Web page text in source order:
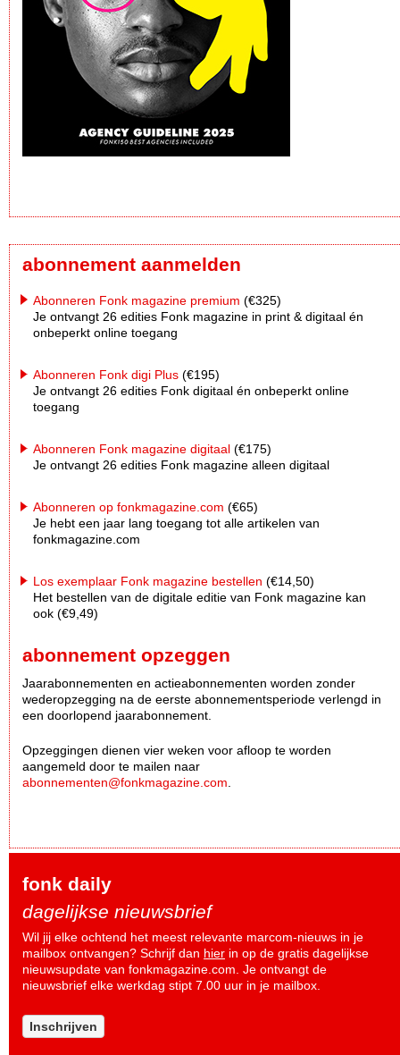
abonnement aanmelden
Abonneren Fonk magazine premium (€325)
Je ontvangt 26 edities Fonk magazine in print & digitaal én
onbeperkt online toegang
Abonneren Fonk digi Plus (€195)
Je ontvangt 26 edities Fonk digitaal én onbeperkt online
toegang
Abonneren Fonk magazine digitaal (€175)
Je ontvangt 26 edities Fonk magazine alleen digitaal
Abonneren op fonkmagazine.com (€65)
Je hebt een jaar lang toegang tot alle artikelen van
fonkmagazine.com
Los exemplaar Fonk magazine bestellen (€14,50)
Het bestellen van de digitale editie van Fonk magazine kan
ook (€9,49)
abonnement opzeggen
Jaarabonnementen en actieabonnementen worden zonder
wederopzegging na de eerste abonnementsperiode verlengd in
een doorlopend jaarabonnement.
Opzeggingen dienen vier weken voor afloop te worden
aangemeld door te mailen naar
abonnementen@fonkmagazine.com.
fonk daily
dagelijkse nieuwsbrief
Wil jij elke ochtend het meest relevante marcom-nieuws in je
mailbox ontvangen? Schrijf dan hier in op de gratis dagelijkse
nieuwsupdate van fonkmagazine.com. Je ontvangt de
nieuwsbrief elke werkdag stipt 7.00 uur in je mailbox.
Inschrijven